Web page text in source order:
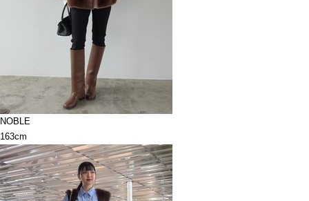
NOBLE
163cm